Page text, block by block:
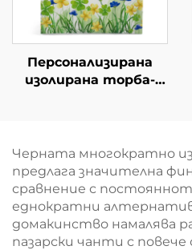
Персонализирана
изолирана торба-
термична торба с
принт на птици и
цветя
Черната многократно
предлага значителна
сравнение с
еднократни
домакинство намалява
пазарски чанти с